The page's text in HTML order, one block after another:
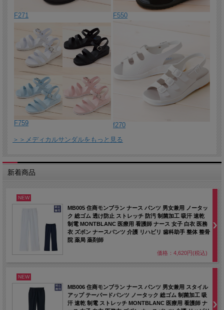
2026/1/5 きちんとした印象で上品な襟付きジャケット。ストレスフ
リーな着心地です。
2026/6/ カラーチュニックという新しいアイテム。玉縁テクニックが
デザイン性と高級感を高めています。
2025/12/31 本年も白衣ネットをご愛顧いただきありがとうございま
した。
2025/12/26 暖かくて軽いフリースのベスト。フリースだからこそノ
ースリーブであっても暖かく作業性も抜群です。
2025/12/25 ジルスチュアートのナースカーディガン。ドロップショ
ルダー丈長め。
す。
2025/12/23 スクラブ白衣の胸元から覗きにくいVネックラインのス
2025/12/22 アシンメトリーなデザインが新鮮サラッと快適な軽量ポ
2025/12/19 シンプルなテーラードカラーのドクターコート。白衣の
2025/12/18 究極の軽さを追求した超軽量素材×プルオーバータイプ
の男女兼用スクラブ白衣。
2025/12/17 キチンとした印象の襟付きタイプのチュニック白衣。
2025/12/16 高級感とモード感のあるカッティングと女性らしいやさ
しさが感じられるノーカラーのナースワンピース
2025/12/15 サイズ調整自在ベルト採用で、どんな足にも合わせてく
れるリハビリシューズ。
F271 F550
F759
f270
＞＞メディカルサンダルをもっと見る
新着商品
NEW
MB005 住商モンブラン ナース パンツ 男女兼用 ノータッ
ク 総ゴム 透け防止 ストレッチ 防汚 制菌加工 吸汗 速乾
制電 MONTBLANC 医療用 看護師 ナース 女子 白衣 医務
衣 ズボン ナースパンツ 介護 リハビリ 歯科助手 整体 整骨
院 薬局 薬剤師
価格：4,620円(税込)
NEW
MB006 住商モンブラン ナース パンツ 男女兼用 スタイル
アップ テーパードパンツ ノータック 総ゴム 制菌加工 吸
汗 速乾 制電 ストレッチ MONTBLANC 医療用 看護師 ナ